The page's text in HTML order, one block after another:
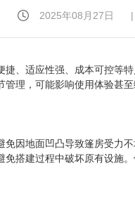
2025年08月27日 |
、适应性强、成本可控
理，可能影响使用体验甚
因地面凹凸导致篷房受力
搭建过程中破坏原有设施